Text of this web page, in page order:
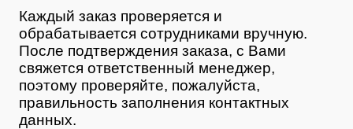
Каждый заказ проверяется и
обрабатывается сотрудниками вручную.
После подтверждения заказа, с Вами
свяжется ответственный менеджер,
поэтому проверяйте, пожалуйста,
правильность заполнения контактных
данных.